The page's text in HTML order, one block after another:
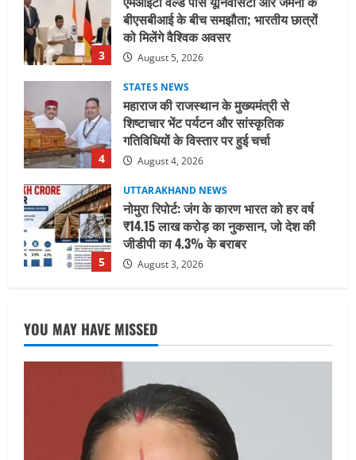
4
शिष्टाचार भेंट पर्यटन और सांस्कृतिक
गतिविधियों के विस्तार पर हुई चर्चा
August 4, 2026
5
UTTARAKHAND NEWS
नोमुरा रिपोर्ट: जंग के कारण भारत को हर वर्ष
₹14.15 लाख करोड़ का नुकसान, जो देश की
जीडीपी का 4.3% के बराबर
August 3, 2026
1
UTTARAKHAND NEWS
तीलू रौतेली पुरस्कार के लिए 13 वीरांगनाओं का
चयन : रेखा आर्या
2
ब्यूटीफुल आइज़’ एवं ‘मिस ब्यूटीफुल हेयर’ का
आयोजन
UTTARAKHAND NEWS
एमआईटी वर्ल्ड पीस यूनिवर्सिटी और जर्मनी के
बीएसबीआई के बीच समझौता; भारतीय छात्रों
को मिलेंगे वैश्विक अवसर
YOU MAY HAVE MISSED